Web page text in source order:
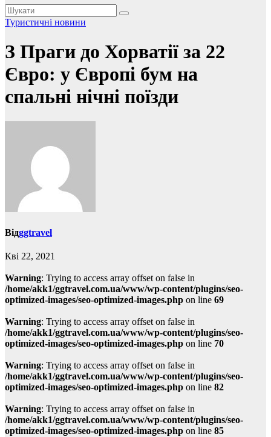
Туристичні новини
З Праги до Хорватії за 22
Євро: у Європі бум на
спальні нічні поїзди
Відggtravel
Кві 22, 2021
Warning: Trying to access array offset on false in
/home/akk1/ggtravel.com.ua/www/wp-content/plugins/seo-
optimized-images/seo-optimized-images.php on line 69
Warning: Trying to access array offset on false in
/home/akk1/ggtravel.com.ua/www/wp-content/plugins/seo-
optimized-images/seo-optimized-images.php on line 70
Warning: Trying to access array offset on false in
/home/akk1/ggtravel.com.ua/www/wp-content/plugins/seo-
optimized-images/seo-optimized-images.php on line 82
Warning: Trying to access array offset on false in
/home/akk1/ggtravel.com.ua/www/wp-content/plugins/seo-
optimized-images/seo-optimized-images.php on line 85